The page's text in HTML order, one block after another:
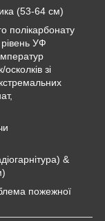
(53-64 см)
полікарбонату
УФ
зі
&
пожежної